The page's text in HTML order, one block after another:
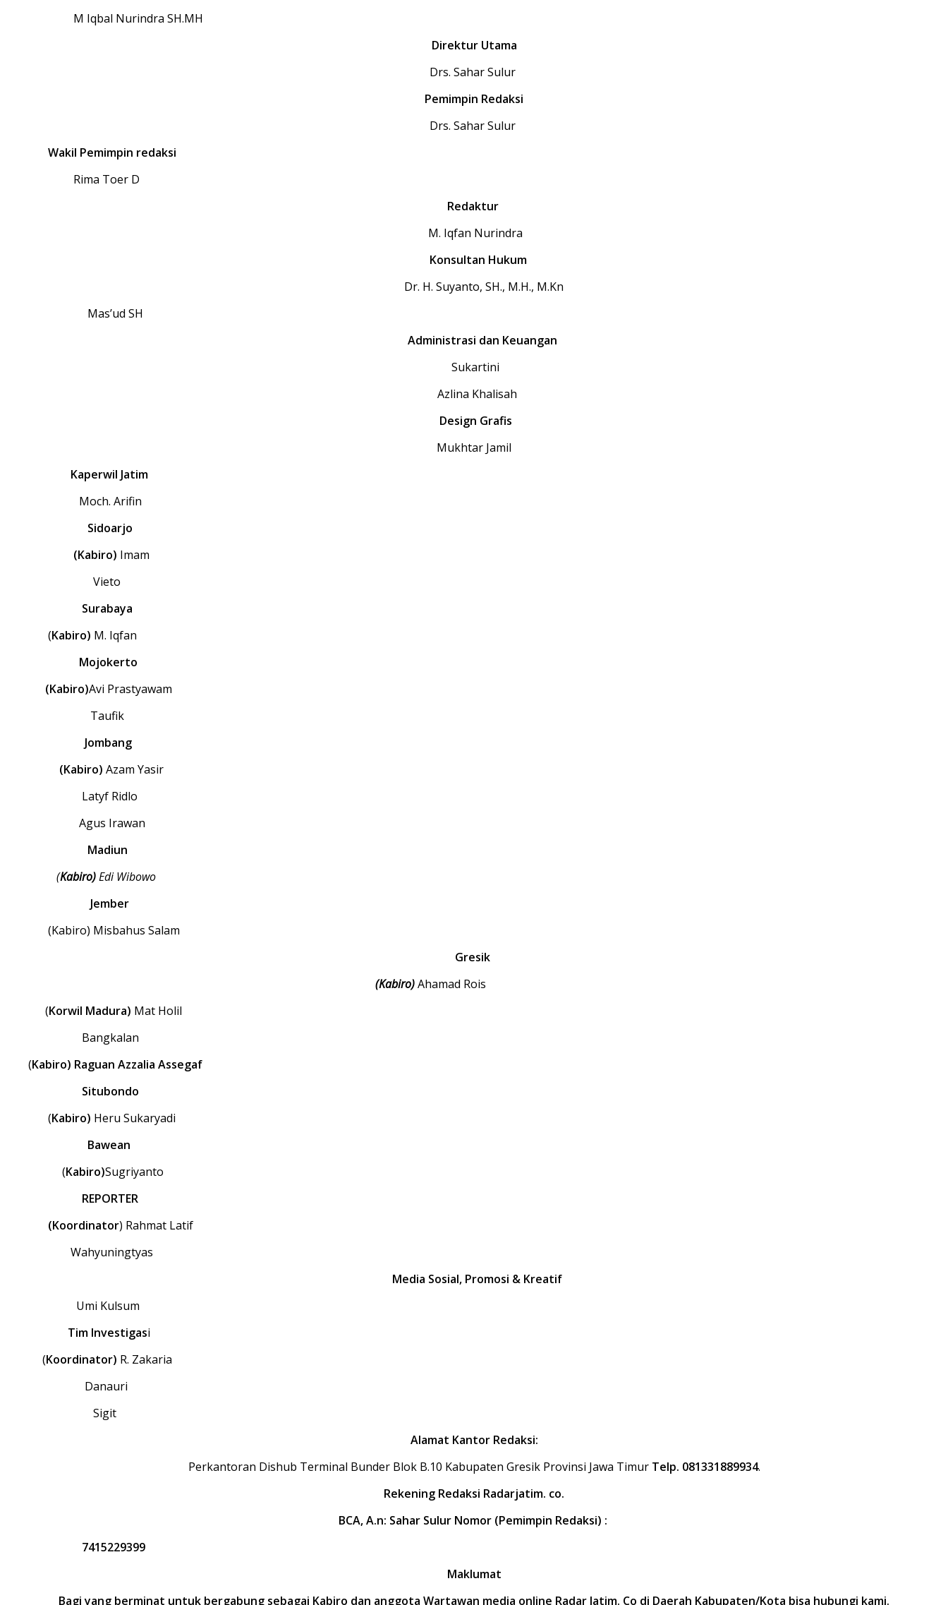
M Iqbal Nurindra SH.MH
Direktur Utama
Drs. Sahar Sulur
Pemimpin Redaksi
Drs. Sahar Sulur
Wakil Pemimpin redaksi
Rima Toer D
Redaktur
M. Iqfan Nurindra
Konsultan Hukum
Dr. H. Suyanto, SH., M.H., M.Kn
Mas’ud SH
Administrasi dan Keuangan
Sukartini
Azlina Khalisah
Design Grafis
Mukhtar Jamil
Kaperwil Jatim
Moch. Arifin
Sidoarjo
(Kabiro) Imam
Vieto
Surabaya
(Kabiro) M. Iqfan
Mojokerto
(Kabiro)Avi Prastyawam
Taufik
Jombang
(Kabiro) Azam Yasir
Latyf Ridlo
Agus Irawan
Madiun
(Kabiro)Edi Wibowo
Jember
(Kabiro) Misbahus Salam
Gresik
(Kabiro)Ahamad Rois
(Korwil Madura) Mat Holil
Bangkalan
(Kabiro) Raguan Azzalia Assegaf
Situbondo
(Kabiro) Heru Sukaryadi
Bawean
(Kabiro)Sugriyanto
REPORTER
(Koordinator) Rahmat Latif
Wahyuningtyas
Media Sosial, Promosi & Kreatif
Umi Kulsum
Tim Investigasi
(Koordinator) R. Zakaria
Danauri
Sigit
Alamat Kantor Redaksi:
Perkantoran Dishub Terminal Bunder Blok B.10 Kabupaten Gresik Provinsi Jawa Timur Telp. 081331889934.
Rekening Redaksi Radarjatim. co.
BCA, A.n: Sahar Sulur Nomor (Pemimpin Redaksi) :
7415229399
Maklumat
Bagi yang berminat untuk bergabung sebagai Kabiro dan anggota Wartawan media online Radar Jatim. Co di Daerah Kabupaten/Kota bisa hubungi kami.